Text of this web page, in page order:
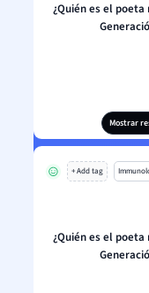
¿Quién es el
Mostrar
+ Add tag
¿Quién es el